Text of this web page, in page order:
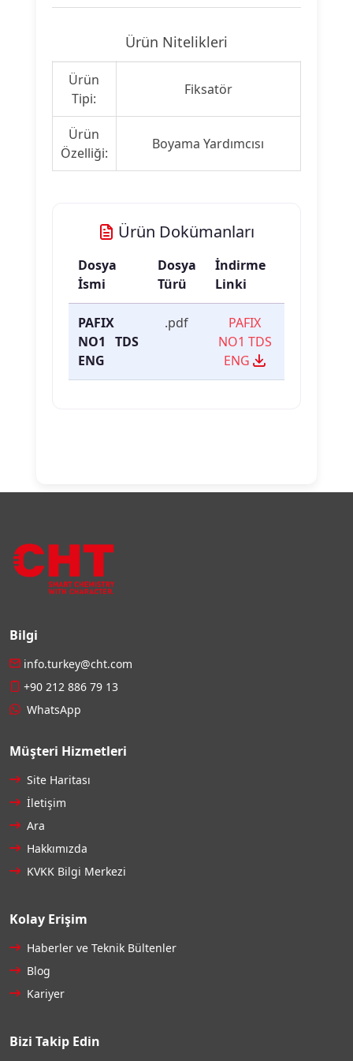
Ürün Nitelikleri
Ürün
Tipi:
Fiksatör
Ürün
Özelliği:
Boyama Yardımcısı
Ürün Dokümanları
Dosya
İsmi
Dosya
Türü
İndirme
Linki
PAFIX
NO1 TDS
ENG
.pdf
PAFIX
NO1 TDS
ENG
Bilgi
info.turkey@cht.com
+90 212 886 79 13
WhatsApp
Müşteri Hizmetleri
Site Haritası
İletişim
Ara
Hakkımızda
KVKK Bilgi Merkezi
Kolay Erişim
Haberler ve Teknik Bültenler
Blog
Kariyer
Bizi Takip Edin